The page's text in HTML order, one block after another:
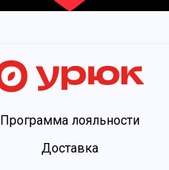
Программа лояльности
Доставка